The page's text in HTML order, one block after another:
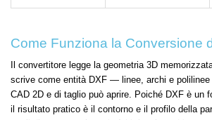
Come Funziona la Conversione
Il convertitore legge la geometria 3D
scrive come entità DXF — linee, archi e
CAD 2D e di taglio può aprire. Poiché DXF è un
il risultato pratico è il contorno e il profilo della